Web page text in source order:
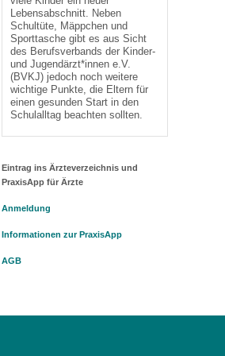
Lebensabschnitt. Neben
Schultüte, Mäppchen und
Sporttasche gibt es aus Sicht
des Berufsverbands der Kinder-
und Jugendärzt*innen e.V.
(BVKJ) jedoch noch weitere
wichtige Punkte, die Eltern für
einen gesunden Start in den
Schulalltag beachten sollten.
Eintrag ins Ärzteverzeichnis und
PraxisApp für Ärzte
Anmeldung
Informationen zur PraxisApp
AGB